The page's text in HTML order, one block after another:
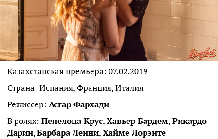
Казахстанская премьера: 07.02.2019
Страна: Испания, Франция, Италия
Режиссер: Асгар Фархади
В ролях: Пенелопа Крус,Хавьер Бардем,Рикардо
Дарин,Барбара Ленни,Хайме Лорэнте